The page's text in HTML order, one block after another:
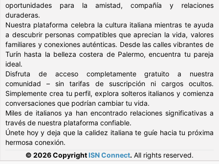
oportunidades para la amistad, compañía y relaciones
duraderas.
Nuestra plataforma celebra la cultura italiana mientras te ayuda
a descubrir personas compatibles que aprecian la vida, valores
familiares y conexiones auténticas. Desde las calles vibrantes de
Turín hasta la belleza costera de Palermo, encuentra tu pareja
ideal.
Disfruta de acceso completamente gratuito a nuestra
comunidad – sin tarifas de suscripción ni cargos ocultos.
Simplemente crea tu perfil, explora solteros italianos y comienza
conversaciones que podrían cambiar tu vida.
Miles de italianos ya han encontrado relaciones significativas a
través de nuestra plataforma confiable.
Únete hoy y deja que la calidez italiana te guíe hacia tu próxima
hermosa conexión.
© 2026 Copyright ISN Connect. All rights reserved.